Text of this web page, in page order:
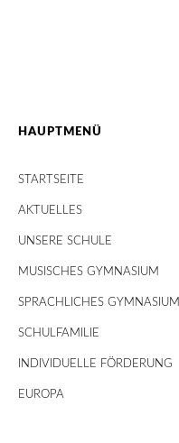
HAUPTMENÜ
STARTSEITE
AKTUELLES
UNSERE SCHULE
MUSISCHES GYMNASIUM
SPRACHLICHES GYMNASIUM
SCHULFAMILIE
INDIVIDUELLE FÖRDERUNG
EUROPA